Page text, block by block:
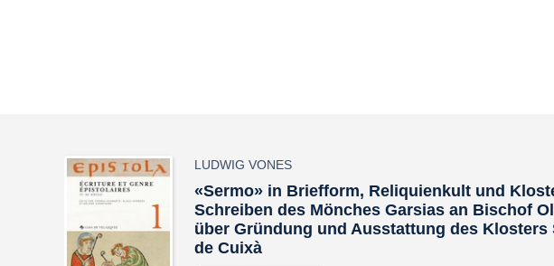
LUDWIG VONES
«Sermo» in Briefform, Reliquienkult und
Schreiben des Mönches Garsias an Bischof
über Gründung und Ausstattung des Klosters
de Cuixà